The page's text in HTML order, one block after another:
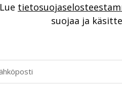
Lue
suojaa ja